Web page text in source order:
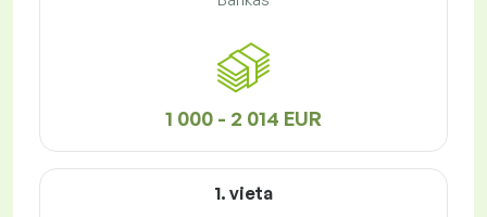
1 000 - 2 014 EUR
1. vieta